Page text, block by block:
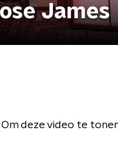
James
Om deze video te